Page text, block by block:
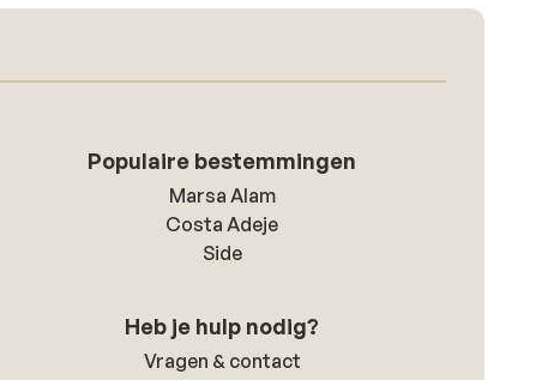
Populaire bestemmingen
Marsa Alam
Costa Adeje
Side
Heb je hulp nodig?
Vragen & contact